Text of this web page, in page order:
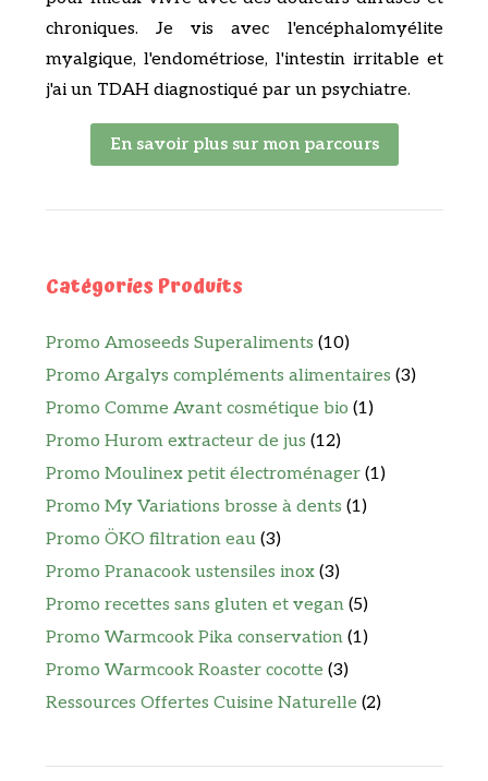
chroniques. Je vis avec l'encéphalomyélite
myalgique, l'endométriose, l'intestin irritable et
j'ai un TDAH diagnostiqué par un psychiatre.
En savoir plus sur mon parcours
Catégories Produits
Promo Amoseeds Superaliments (10)
Promo Argalys compléments alimentaires (3)
Promo Comme Avant cosmétique bio (1)
Promo Hurom extracteur de jus (12)
Promo Moulinex petit électroménager (1)
Promo My Variations brosse à dents (1)
Promo ÖKO filtration eau (3)
Promo Pranacook ustensiles inox (3)
Promo recettes sans gluten et vegan (5)
Promo Warmcook Pika conservation (1)
Promo Warmcook Roaster cocotte (3)
Ressources Offertes Cuisine Naturelle (2)